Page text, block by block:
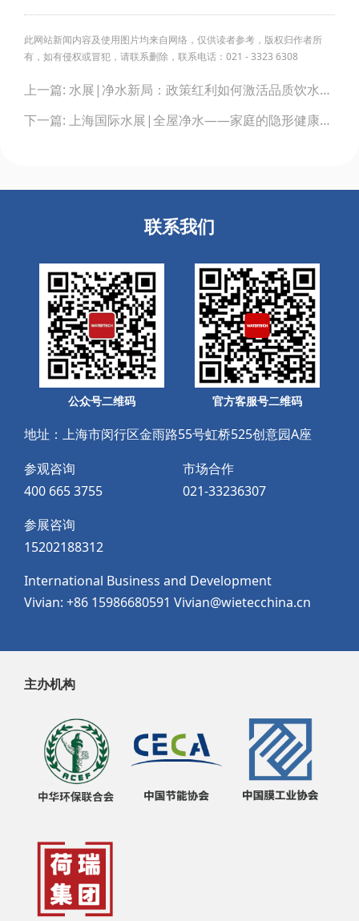
此网站新闻内容及使用图片均来自网络，仅供读者参考，版权归作者所
有，如有侵权或冒犯，请联系删除，联系电话：021 - 3323 6308
navigation
上一篇: 水展|净水新局：政策红利如何激活品质饮水时代
下一篇: 上海国际水展|全屋净水——家庭的隐形健康卫士
联系我们
公众号二维码 官方客服号二维码
地址：上海市闵行区金雨路55号虹桥525创意园A座
参观咨询
400 665 3755
市场合作
021-33236307
参展咨询
15202188312
International Business and Development
Vivian: +86 15986680591 Vivian@wietecchina.cn
主办机构